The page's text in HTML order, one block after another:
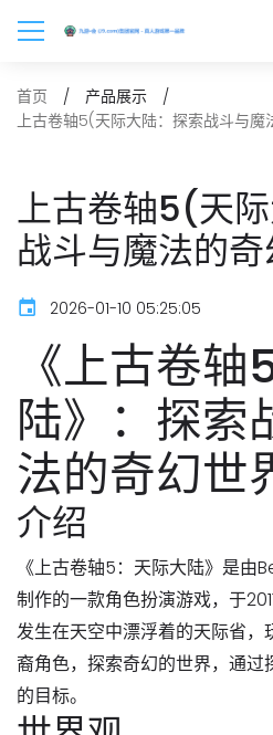
首页
产品展示
上古卷轴5(天际大陆：探索战斗与魔
上古卷轴5(天
战斗与魔法的
2026-01-10 05:25:05
《上古卷
陆》：探索
法的奇幻世
介绍
《上古卷轴5：天际大陆》是
制作的一款角色扮演游戏，于
发生在天空中漂浮着的天际省
裔角色，探索奇幻的世界，通
的目标。